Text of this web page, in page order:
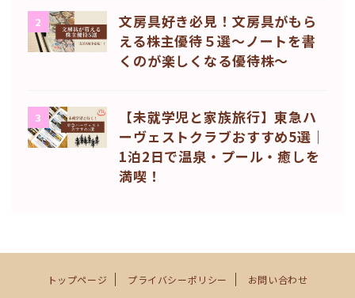
2
文房具好き必見！文房具がもら
える株主優待５選〜ノートを書
くのが楽しくなる優待株〜
3
【未就学児と家族旅行】東急ハ
ーヴェストクラブおすすめ5選｜
1泊2日で温泉・プール・癒しを
満喫！
トップページ プライバシーポリシー お問い合わせ